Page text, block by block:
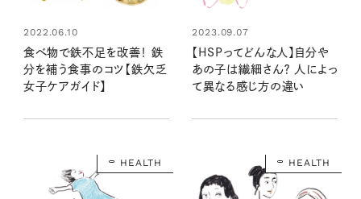
2022.06.10
食べ物で鉄不足を改善！ 鉄
分を補う食事のコツ【鉄欠乏
女子ケアガイド】
2023.09.07
【HSPってどんな人】自分や
あの子は繊細さん？ 人によっ
て異なる感じ方の違い
HEALTH HEALTH